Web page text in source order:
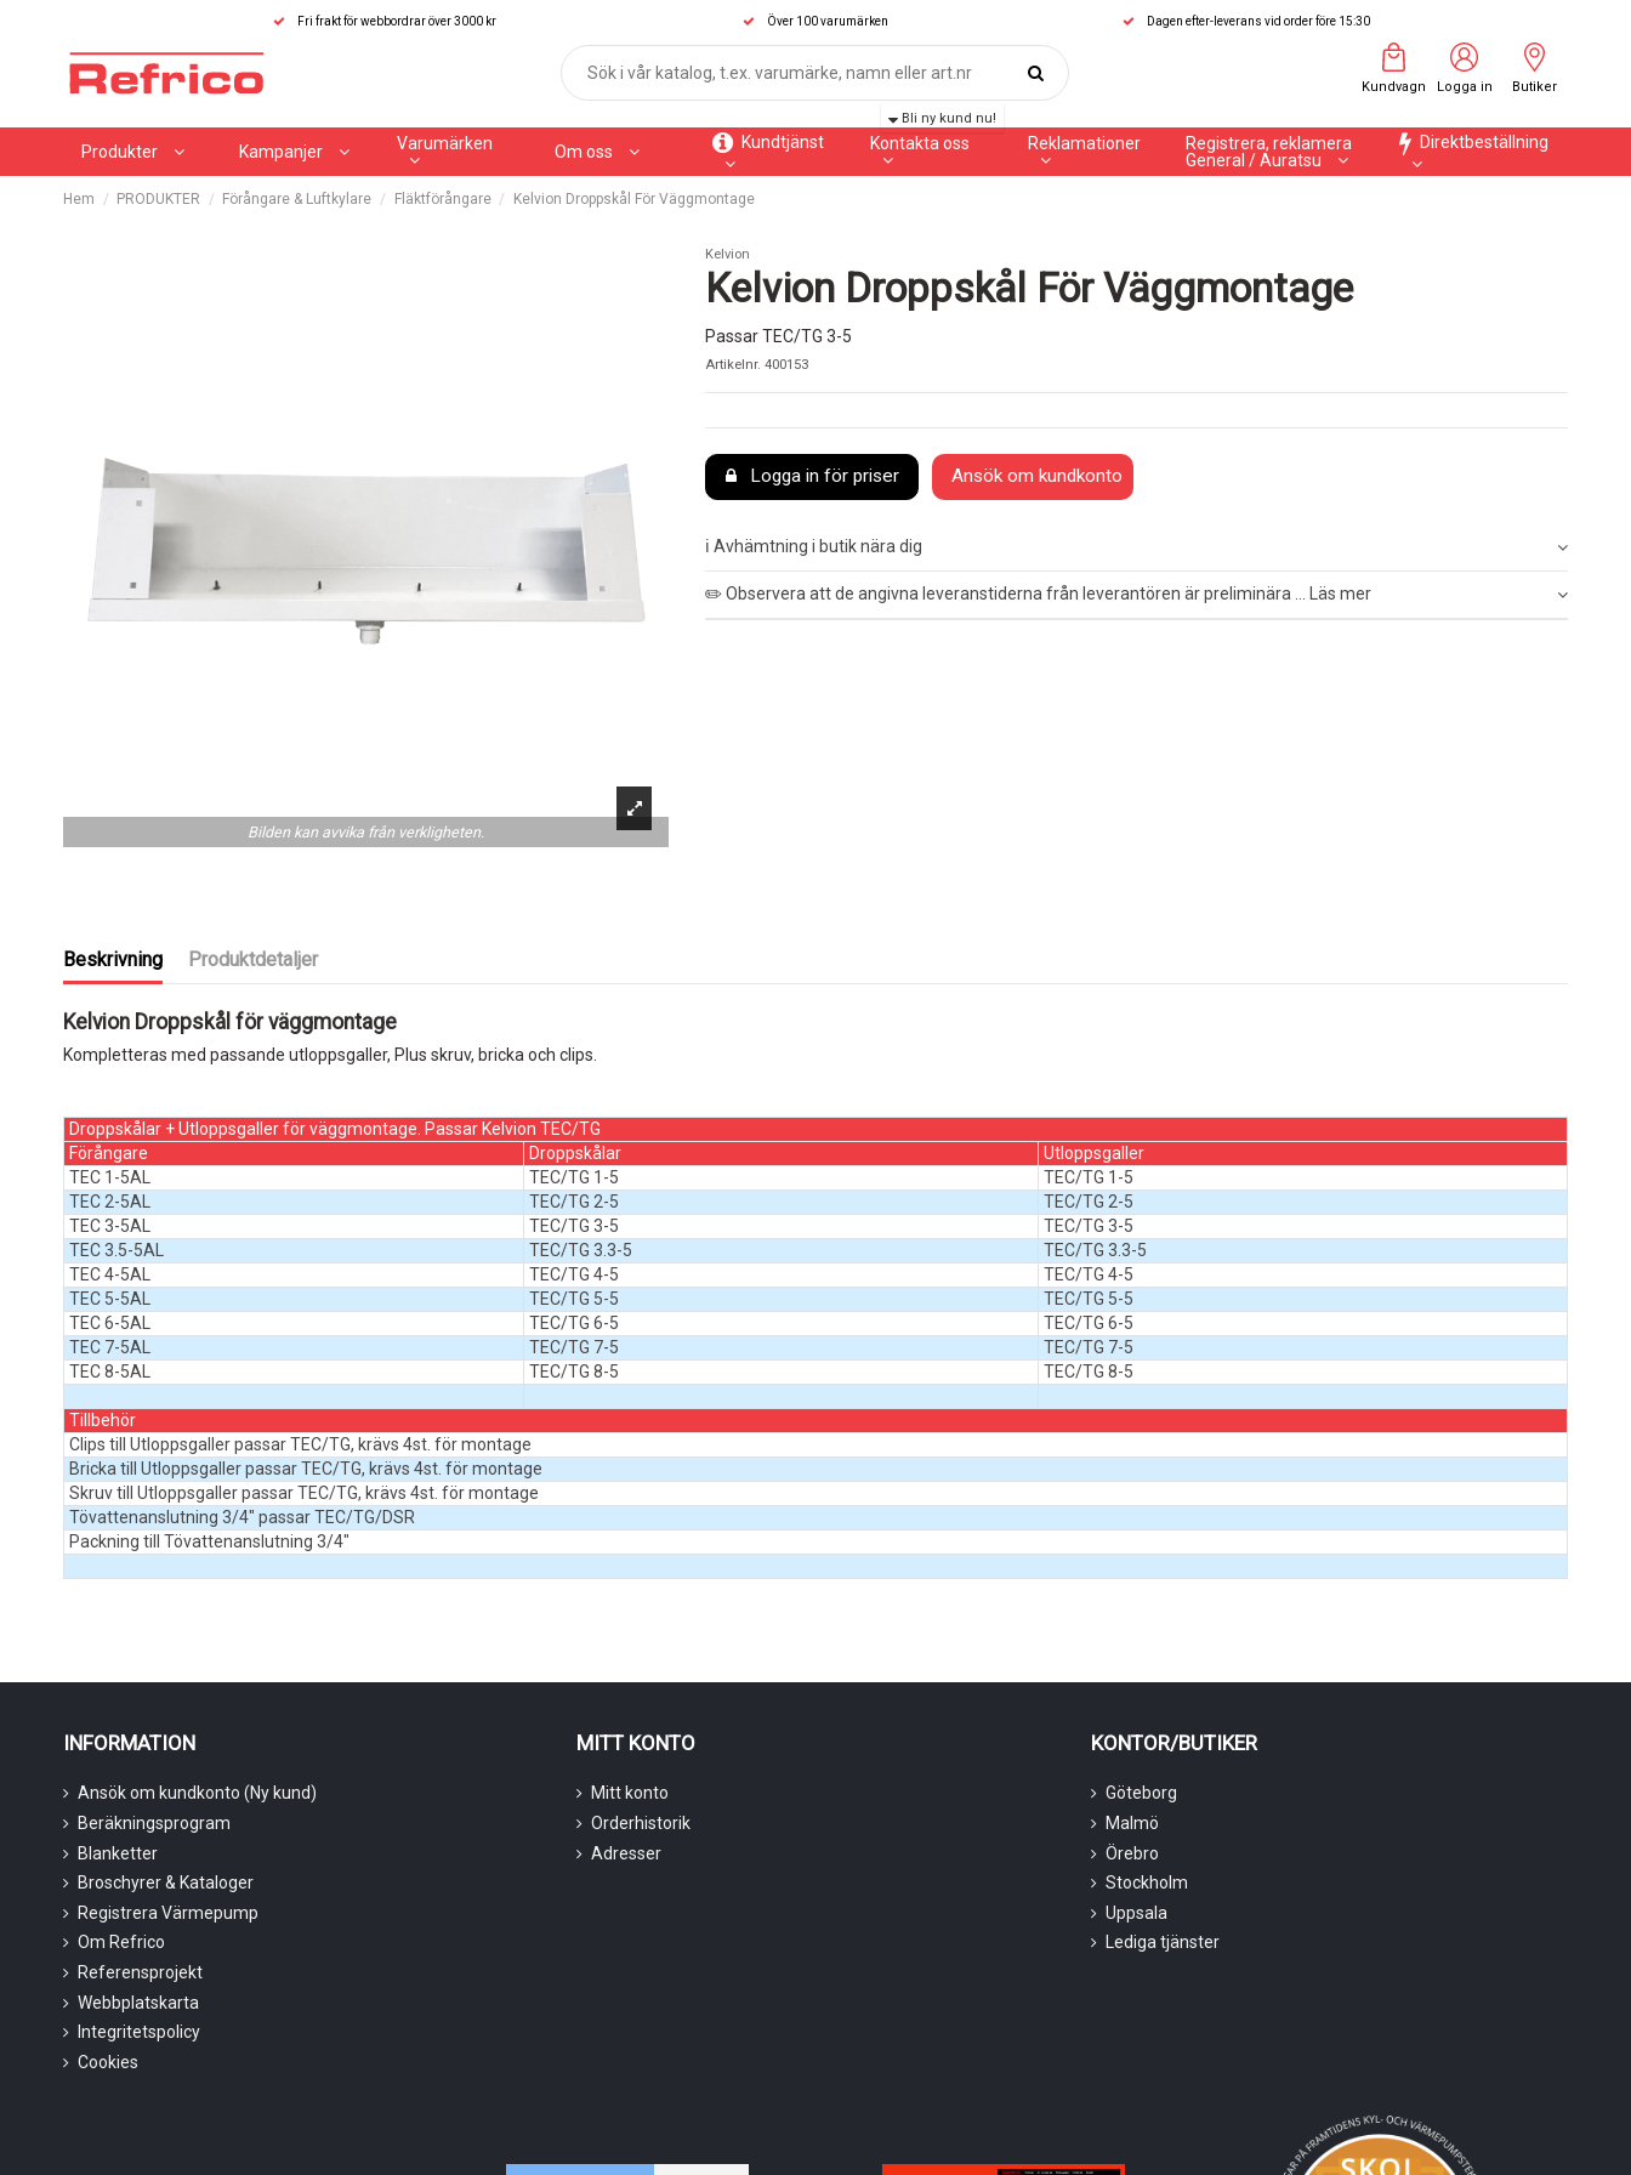
Fri frakt för webbordrar över 3000 kr Över 100 varumärken Dagen efter-leverans vid order före 15:30
Kundvagn Logga in Butiker
Produkter Kampanjer Varumärken Om oss
Kundtjänst Kontakta oss
Bli ny kund nu!
Reklamationer
Registrera, reklamera
General / Auratsu
Direktbeställning
Hem PRODUKTER Förångare & Luftkylare Fläktförångare Kelvion Droppskål För Väggmontage
Bilden kan avvika från verkligheten.
Kelvion
Kelvion Droppskål För Väggmontage
Passar TEC/TG 3-5
Artikelnr. 400153
Logga in för priser Ansök om kundkonto
ℹ️ Avhämtning i butik nära dig
✏️ Observera att de angivna leveranstiderna från leverantören är preliminära ... Läs mer
Beskrivning Produktdetaljer
Kelvion Droppskål för väggmontage
Kompletteras med passande utloppsgaller, Plus skruv, bricka och clips.
Droppskålar + Utloppsgaller för väggmontage. Passar Kelvion TEC/TG
Förångare
Droppskålar
Utloppsgaller
TEC 1-5AL
TEC/TG 1-5
TEC/TG 1-5
TEC 2-5AL
TEC/TG 2-5
TEC/TG 2-5
TEC 3-5AL
TEC/TG 3-5
TEC/TG 3-5
TEC 3.5-5AL
TEC/TG 3.3-5
TEC/TG 3.3-5
TEC 4-5AL
TEC/TG 4-5
TEC/TG 4-5
TEC 5-5AL
TEC/TG 5-5
TEC/TG 5-5
TEC 6-5AL
TEC/TG 6-5
TEC/TG 6-5
TEC 7-5AL
TEC/TG 7-5
TEC/TG 7-5
TEC 8-5AL
TEC/TG 8-5 TEC/TG 8-5
Tillbehör
Clips till Utloppsgaller passar TEC/TG, krävs 4st. för montage
Bricka till Utloppsgaller passar TEC/TG, krävs 4st. för montage
Skruv till Utloppsgaller passar TEC/TG, krävs 4st. för montage
Tövattenanslutning 3/4" passar TEC/TG/DSR
Packning till Tövattenanslutning 3/4"
INFORMATION
Ansök om kundkonto (Ny kund)
Beräkningsprogram
Blanketter
Broschyrer & Kataloger
Registrera Värmepump
Om Refrico
Referensprojekt
Webbplatskarta
Integritetspolicy
Cookies
MITT KONTO
Mitt konto
Orderhistorik
Adresser
KONTOR/BUTIKER
Göteborg
Malmö
Örebro
Stockholm
Uppsala
Lediga tjänster